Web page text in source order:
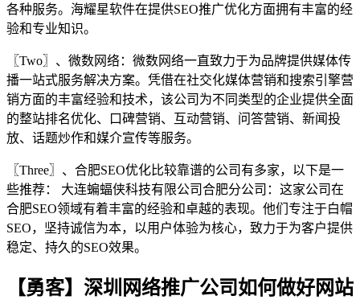
各种服务。海耀星软件在提供SEO推广优化方面拥有丰富的经
验和专业知识。
〖Two〗、微数网络：微数网络一直致力于为品牌提供媒体传
播一站式服务解决方案。凭借在社交化媒体营销和搜索引擎营
销方面的丰富经验和技术，该公司为不同类型的企业提供全面
的整站排名优化、口碑营销、互动营销、问答营销、新闻投
放、话题炒作和媒介宣传等服务。
〖Three〗、合肥SEO优化比较靠谱的公司有多家，以下是一
些推荐： 大连蝙蝠侠科技有限公司合肥分公司：这家公司在
合肥SEO领域有着丰富的经验和卓越的表现。他们专注于白帽
SEO，坚持诚信为本，以用户体验为核心，致力于为客户提供
稳定、持久的SEO效果。
【勇客】深圳网络推广公司如何做好网站